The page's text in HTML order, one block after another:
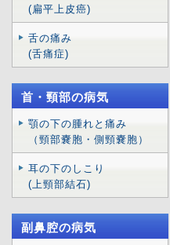
(扁平上皮癌)
舌の痛み
(舌痛症)
首・頸部の病気
顎の下の腫れと痛み
（頸部嚢胞・側頸嚢胞）
耳の下のしこり
(上頸部結石)
副鼻腔の病気